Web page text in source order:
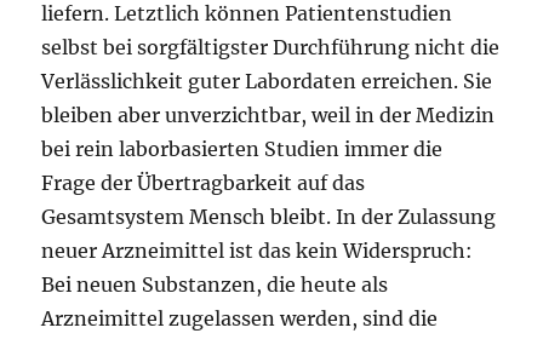
liefern. Letztlich können Patientenstudien
selbst bei sorgfältigster Durchführung nicht die
Verlässlichkeit guter Labordaten erreichen. Sie
bleiben aber unverzichtbar, weil in der Medizin
bei rein laborbasierten Studien immer die
Frage der Übertragbarkeit auf das
Gesamtsystem Mensch bleibt. In der Zulassung
neuer Arzneimittel ist das kein Widerspruch:
Bei neuen Substanzen, die heute als
Arzneimittel zugelassen werden, sind die